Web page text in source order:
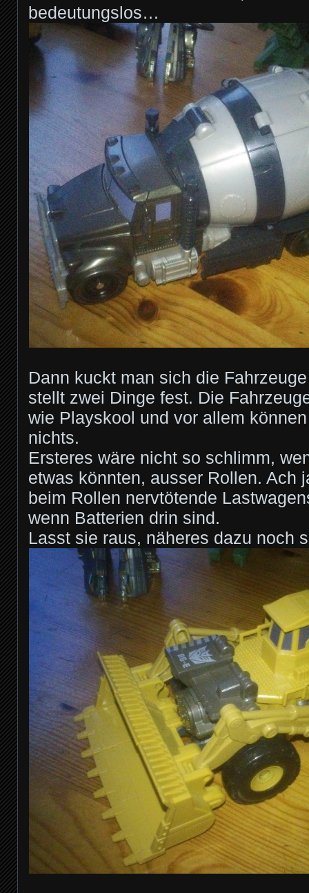
bedeutungslos…
Dann kuckt man sich die
stellt zwei Dinge fest. Die
wie Playskool und vor allem
nichts.
Ersteres wäre nicht so schlimm,
etwas könnten, ausser Rollen. Ach
beim Rollen nervtötende
wenn Batterien drin sind.
Lasst sie raus, näheres dazu noch